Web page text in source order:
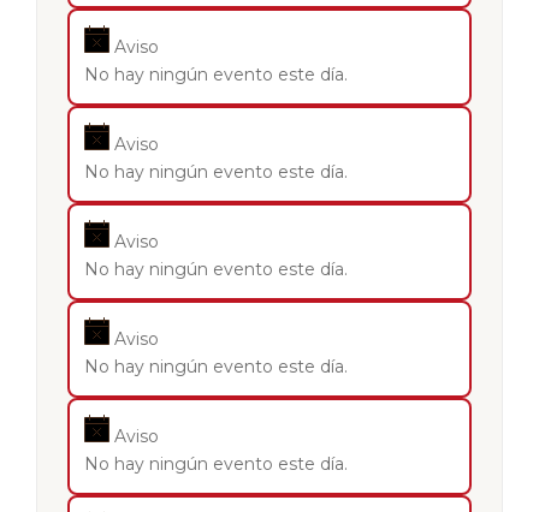
Aviso
No hay ningún evento este día.
Aviso
No hay ningún evento este día.
Aviso
No hay ningún evento este día.
Aviso
No hay ningún evento este día.
Aviso
No hay ningún evento este día.